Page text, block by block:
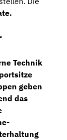
Technik
geben
das